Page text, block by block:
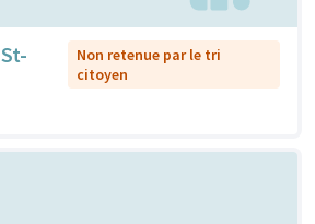
Non retenue par le tri
citoyen